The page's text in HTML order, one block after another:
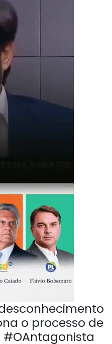
o processo de
#OAntagonista